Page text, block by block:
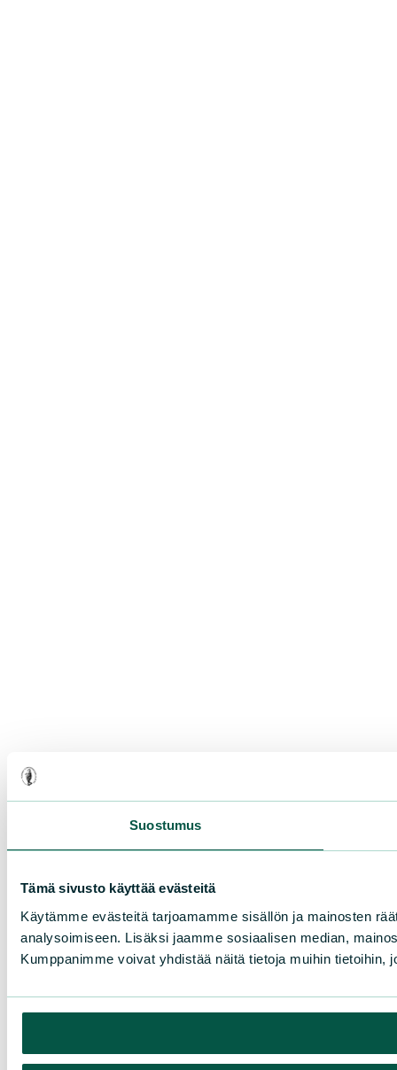
Suostumus
Tämä sivusto käyttää evästeitä
Käytämme evästeitä tarjoamamme sisällön ja mainosten
analysoimiseen. Lisäksi jaamme sosiaalisen median,
Kumppanimme voivat yhdistää näitä tietoja muihin tietoihin,